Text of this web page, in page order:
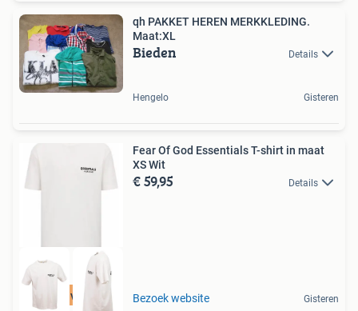
qh PAKKET HEREN MERKKLEDING.
Maat:XL
Bieden Details
Hengelo Gisteren
Tot 75% voordeel
Fear Of God Essentials T-shirt in maat
XS Wit
€ 59,95 Details
Bezoek website Gisteren